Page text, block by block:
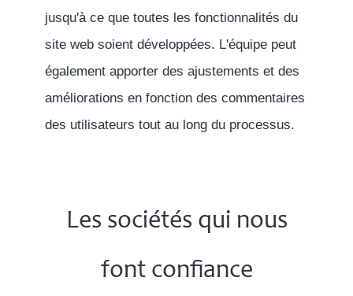
jusqu'à ce que toutes les fonctionnalités du
site web soient développées. L'équipe peut
également apporter des ajustements et des
améliorations en fonction des commentaires
des utilisateurs tout au long du processus.
Les sociétés qui nous
font confiance